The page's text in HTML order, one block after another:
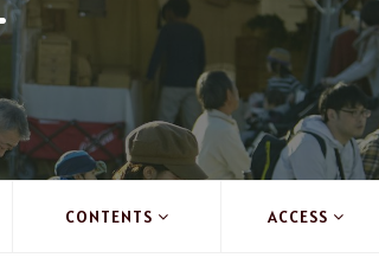
CONTENTS ACCESS